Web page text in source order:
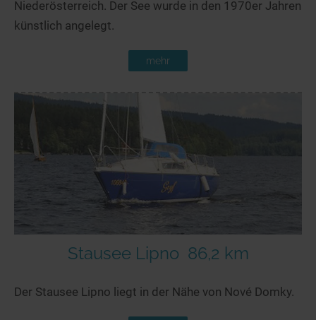
Niederösterreich. Der See wurde in den 1970er Jahren
künstlich angelegt.
mehr
Stausee Lipno 86,2 km
Der Stausee Lipno liegt in der Nähe von Nové Domky.